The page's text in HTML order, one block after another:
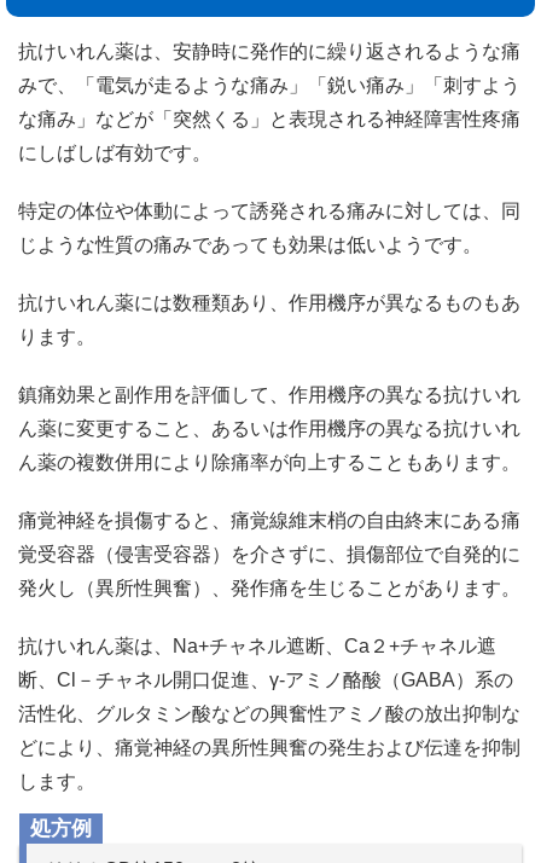
抗けいれん薬は、安静時に発作的に繰り返されるような痛
みで、「電気が走るような痛み」「鋭い痛み」「刺すよう
な痛み」などが「突然くる」と表現される神経障害性疼痛
にしばしば有効です。
特定の体位や体動によって誘発される痛みに対しては、同
じような性質の痛みであっても効果は低いようです。
抗けいれん薬には数種類あり、作用機序が異なるものもあ
ります。
鎮痛効果と副作用を評価して、作用機序の異なる抗けいれ
ん薬に変更すること、あるいは作用機序の異なる抗けいれ
ん薬の複数併用により除痛率が向上することもあります。
痛覚神経を損傷すると、痛覚線維末梢の自由終末にある痛
覚受容器（侵害受容器）を介さずに、損傷部位で自発的に
発火し（異所性興奮）、発作痛を生じることがあります。
抗けいれん薬は、Na+チャネル遮断、Ca２+チャネル遮
断、Cl－チャネル開口促進、γ-アミノ酪酸（GABA）系の
活性化、グルタミン酸などの興奮性アミノ酸の放出抑制な
どにより、痛覚神経の異所性興奮の発生および伝達を抑制
します。
処方例